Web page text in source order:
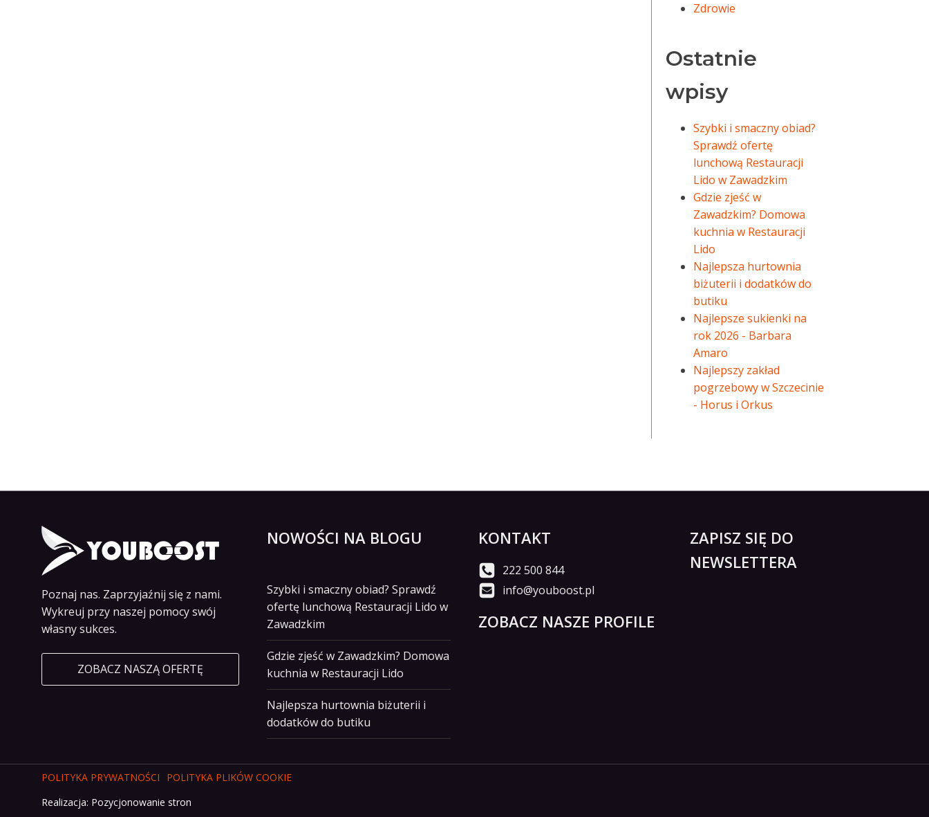
Zdrowie
Ostatnie
wpisy
Szybki i smaczny obiad?
Sprawdź ofertę
lunchową Restauracji
Lido w Zawadzkim
Gdzie zjeść w
Zawadzkim? Domowa
kuchnia w Restauracji
Lido
Najlepsza hurtownia
biżuterii i dodatków do
butiku
Najlepsze sukienki na
rok 2026 - Barbara
Amaro
Najlepszy zakład
pogrzebowy w Szczecinie
- Horus i Orkus
Poznaj nas. Zaprzyjaźnij się z nami.
Wykreuj przy naszej pomocy swój
własny sukces.
ZOBACZ NASZĄ OFERTĘ
NOWOŚCI NA BLOGU
Szybki i smaczny obiad? Sprawdź
ofertę lunchową Restauracji Lido w
Zawadzkim
Gdzie zjeść w Zawadzkim? Domowa
kuchnia w Restauracji Lido
Najlepsza hurtownia biżuterii i
dodatków do butiku
KONTAKT
222 500 844
info@youboost.pl
ZOBACZ NASZE PROFILE
ZAPISZ SIĘ DO
NEWSLETTERA
POLITYKA PRYWATNOŚCI
POLITYKA PLIKÓW COOKIE
Realizacja: Pozycjonowanie stron